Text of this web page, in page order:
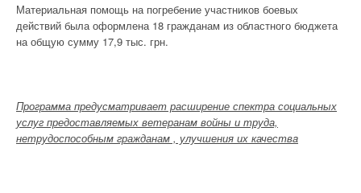
Материальная помощь на погребение участников боевых
действий была оформлена 18 гражданам из областного бюджета
на общую сумму 17,9 тыс. грн.
Программа предусматривает расширение спектра социальных
услуг предоставляемых ветеранам войны и труда,
нетрудоспособным гражданам , улучшения их качествa